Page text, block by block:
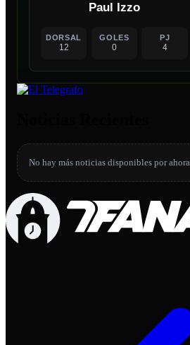
Paul Izzo
DORSAL
12
GOLES
0
PJ
4
No hay más noticias disponibles por ahora.